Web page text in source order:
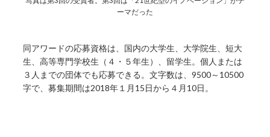
ーマだった
同アワードの応募資格は、国内の大学生、大学院生、短大
生、高等専門学校生（４・５年生）、留学生。個人または
３人までの団体でも応募できる。文字数は、9500～10500
字で、募集期間は2018年１月15日から４月10日。